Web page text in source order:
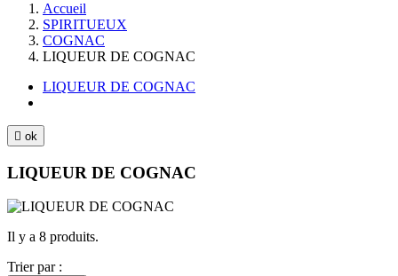
Accueil
SPIRITUEUX
COGNAC
LIQUEUR DE COGNAC
LIQUEUR DE COGNAC
 ok
LIQUEUR DE COGNAC
Il y a 8 produits.
Trier par :